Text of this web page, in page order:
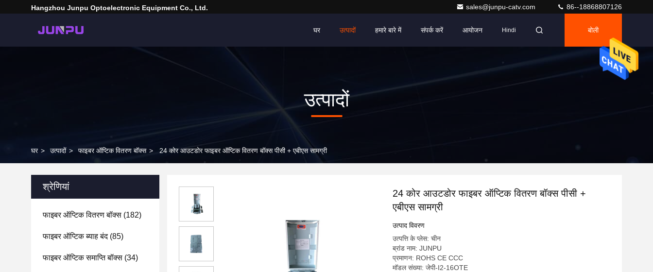
Hangzhou Junpu Optoelectronic Equipment Co., Ltd. sales@junpu-catv.com 86--18868807126
घर उत्पादों हमारे बारे में संपर्क करें आयोजन Hindi बोली
उत्पादों
घर > उत्पादों > फाइबर ऑप्टिक वितरण बॉक्स > 24 कोर आउटडोर फाइबर ऑप्टिक वितरण बॉक्स पीसी + एबीएस सामग्री
श्रेणियां
फाइबर ऑप्टिक वितरण बॉक्स (182)
फाइबर ऑप्टिक ब्याह बंद(85)
फाइबर ऑप्टिक समाप्ति बॉक्स (34)
24 कोर आउटडोर फाइबर ऑप्टिक वितरण बॉक्स पीसी +
एबीएस सामग्री
उत्पाद विवरण
उत्पत्ति के प्लेस: चीन
ब्रांड नाम: JUNPU
प्रमाणन: ROHS CE CCC
मॉडल संख्या: जेपी-I2-16OTE